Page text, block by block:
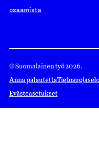
osaamista
© Suomalainen työ 2026.
Anna palautetta
Evästeasetukset